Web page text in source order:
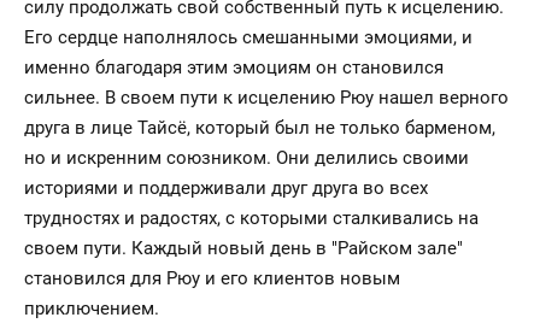
силу продолжать свой собственный путь к исцелению.
Его сердце наполнялось смешанными эмоциями, и
именно благодаря этим эмоциям он становился
сильнее. В своем пути к исцелению Рюу нашел верного
друга в лице Тайсё, который был не только барменом,
но и искренним союзником. Они делились своими
историями и поддерживали друг друга во всех
трудностях и радостях, с которыми сталкивались на
своем пути. Каждый новый день в "Райском зале"
становился для Рюу и его клиентов новым
приключением.